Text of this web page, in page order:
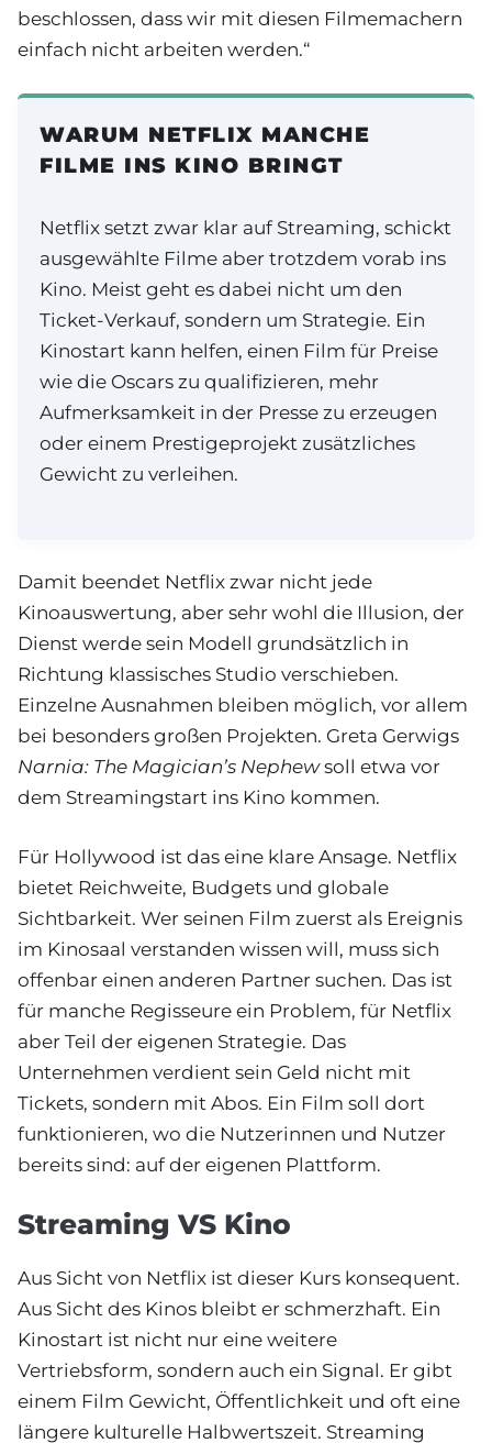
beschlossen, dass wir mit diesen Filmemachern
einfach nicht arbeiten werden.“
WARUM NETFLIX MANCHE
FILME INS KINO BRINGT
Netflix setzt zwar klar auf Streaming, schickt
ausgewählte Filme aber trotzdem vorab ins
Kino. Meist geht es dabei nicht um den
Ticket-Verkauf, sondern um Strategie. Ein
Kinostart kann helfen, einen Film für Preise
wie die Oscars zu qualifizieren, mehr
Aufmerksamkeit in der Presse zu erzeugen
oder einem Prestigeprojekt zusätzliches
Gewicht zu verleihen.
Damit beendet Netflix zwar nicht jede
Kinoauswertung, aber sehr wohl die Illusion, der
Dienst werde sein Modell grundsätzlich in
Richtung klassisches Studio verschieben.
Einzelne Ausnahmen bleiben möglich, vor allem
bei besonders großen Projekten. Greta Gerwigs
Narnia: The Magician’s Nephewsoll etwa vor
dem Streamingstart ins Kino kommen.
Für Hollywood ist das eine klare Ansage. Netflix
bietet Reichweite, Budgets und globale
Sichtbarkeit. Wer seinen Film zuerst als Ereignis
im Kinosaal verstanden wissen will, muss sich
offenbar einen anderen Partner suchen. Das ist
für manche Regisseure ein Problem, für Netflix
aber Teil der eigenen Strategie. Das
Unternehmen verdient sein Geld nicht mit
Tickets, sondern mit Abos. Ein Film soll dort
funktionieren, wo die Nutzerinnen und Nutzer
bereits sind: auf der eigenen Plattform.
Streaming VS Kino
Aus Sicht von Netflix ist dieser Kurs konsequent.
Aus Sicht des Kinos bleibt er schmerzhaft. Ein
Kinostart ist nicht nur eine weitere
Vertriebsform, sondern auch ein Signal. Er gibt
einem Film Gewicht, Öffentlichkeit und oft eine
längere kulturelle Halbwertszeit. Streaming